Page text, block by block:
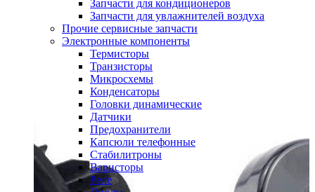
Запчасти для кондиционеров
Запчасти для увлажнителей воздуха
Прочие сервисные запчасти
Электронные компоненты
Термисторы
Транзисторы
Микросхемы
Конденсаторы
Головки динамические
Датчики
Предохранители
Капсюли телефонные
Стабилитроны
Варисторы
Реле